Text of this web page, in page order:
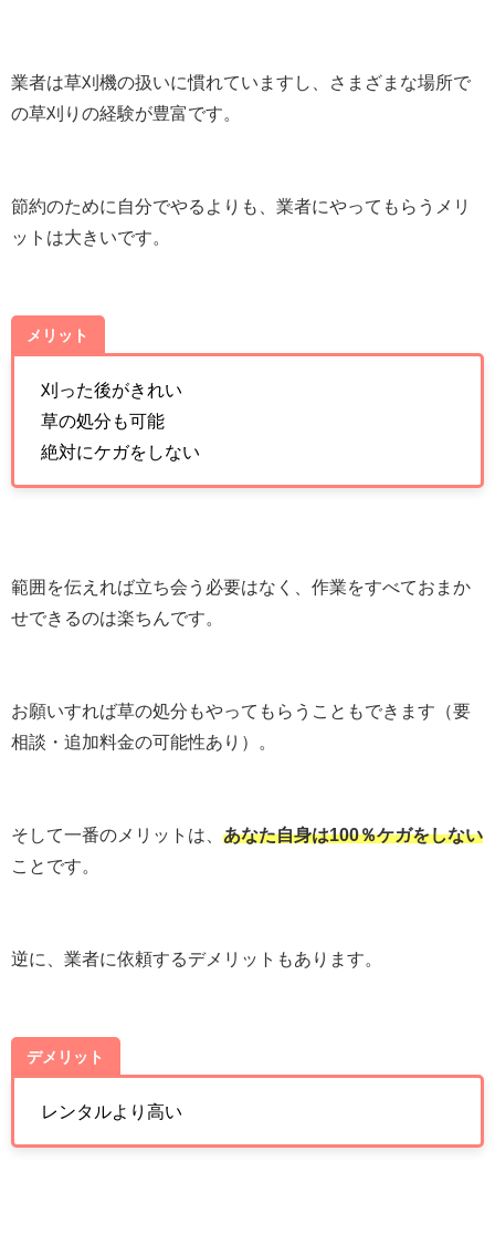
業者は草刈機の扱いに慣れていますし、さまざまな場所で
の草刈りの経験が豊富です。
節約のために自分でやるよりも、業者にやってもらうメリ
ットは大きいです。
メリット
刈った後がきれい
草の処分も可能
絶対にケガをしない
範囲を伝えれば立ち会う必要はなく、作業をすべておまか
せできるのは楽ちんです。
お願いすれば草の処分もやってもらうこともできます（要
相談・追加料金の可能性あり）。
そして一番のメリットは、 あなた自身は100％ケガをしない
ことです。
逆に、業者に依頼するデメリットもあります。
デメリット
レンタルより高い